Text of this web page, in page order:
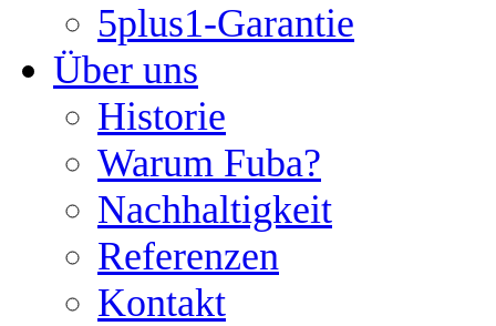
5plus1-Garantie
Über uns
Historie
Warum Fuba?
Nachhaltigkeit
Referenzen
Kontakt